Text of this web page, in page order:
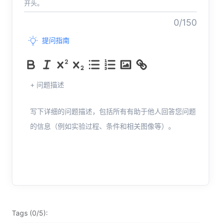
开头。
0/150
提问指南
+ 问题描述
写下详细的问题描述，包括所有有助于他人回答您问题
的信息（例如实验过程、条件和相关图像等）。
Tags (0/5):